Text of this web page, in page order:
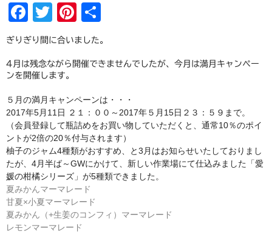
瓶詰めについて
野菜セットについて
野菜セットの包装・梱包について
野菜セットご注文の前に必ずお読みください
ご注文について
瓶詰め
谷川農園産果実のジャム
谷川農園産野菜のジャム
愛媛の柑橘シリーズ
F
a
c
e
b
o
o
k
T
wi
tt
er
Pi
nt
er
e
ぎりぎり間に合いました。
4月は残念ながら開催できませんでしたが、今月は満月キャンペー
ンを開催します。
５月の満月キャンペーンは・・・
2017年5月11日 ２１：００～2017年５月15日２３：５９まで。
（会員登録して瓶詰めをお買い物していただくと、通常10％のポイ
ントが2倍の20％付与されます）
柚子のジャム4種類がおすすめ、と3月はお知らせいたしておりまし
たが、4月半ば～GWにかけて、新しい作業場にて仕込みました「愛
媛の柑橘シリーズ」が5種類できました。
夏みかんマーマレード
甘夏×小夏マーマレード
夏みかん（+生姜のコンフィ）マーマレード
レモンマーマレード